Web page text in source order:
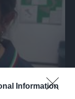
Information